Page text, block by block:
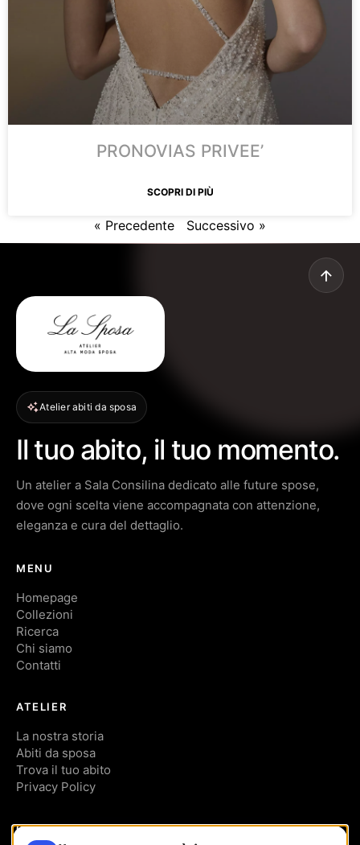
PRONOVIAS PRIVEE’
SCOPRI DI PIÙ
« Precedente Successivo »
Atelier abiti da sposa
Il tuo abito, il tuo momento.
Un atelier a Sala Consilina dedicato alle future spose,
dove ogni scelta viene accompagnata con attenzione,
eleganza e cura del dettaglio.
MENU
Homepage
Collezioni
Ricerca
Chi siamo
Contatti
ATELIER
La nostra storia
Abiti da sposa
Trova il tuo abito
Privacy Policy
CONTATTI